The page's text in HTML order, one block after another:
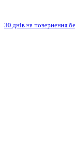
30 днів на повернення